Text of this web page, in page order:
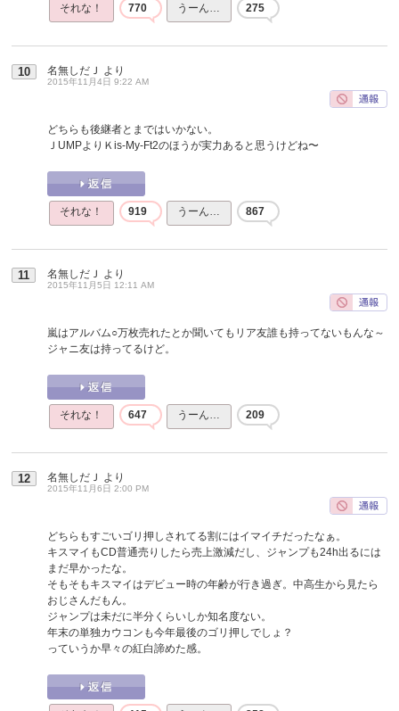
それな！ 770 うーん… 275
10 名無しだＪ より
2015年11月4日 9:22 AM
どちらも後継者とまではいかない。
ＪUMPよりＫis-My-Ft2のほうが実力あると思うけどね〜
それな！ 919 うーん… 867
11 名無しだＪ より
2015年11月5日 12:11 AM
嵐はアルバム○万枚売れたとか聞いてもリア友誰も持ってないもんな～
ジャニ友は持ってるけど。
それな！ 647 うーん… 209
12 名無しだＪ より
2015年11月6日 2:00 PM
どちらもすごいゴリ押しされてる割にはイマイチだったなぁ。
キスマイもCD普通売りしたら売上激減だし、ジャンプも24h出るには
まだ早かったな。
そもそもキスマイはデビュー時の年齢が行き過ぎ。中高生から見たら
おじさんだもん。
ジャンプは未だに半分くらいしか知名度ない。
年末の単独カウコンも今年最後のゴリ押しでしょ？
っていうか早々の紅白諦めた感。